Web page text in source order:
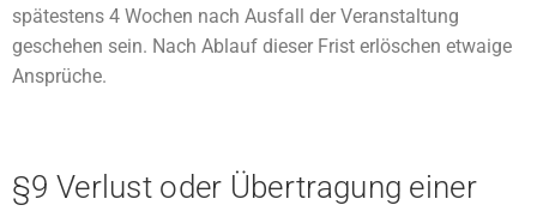
spätestens 4 Wochen nach Ausfall der Veranstaltung
geschehen sein. Nach Ablauf dieser Frist erlöschen etwaige
Ansprüche.
§9 Verlust oder Übertragung einer